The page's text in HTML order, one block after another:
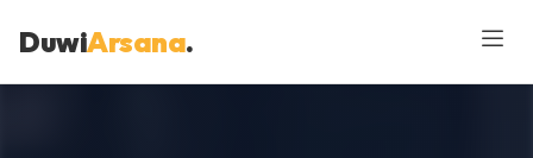
DuwiArsana.